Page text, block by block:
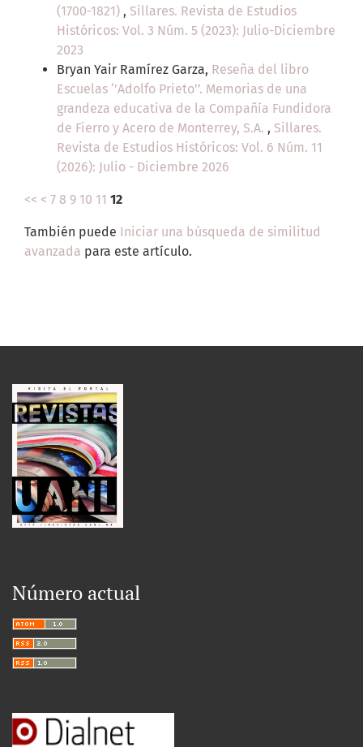
(1700-1821) , Sillares. Revista de Estudios
Históricos: Vol. 3 Núm. 5 (2023): Julio-Diciembre
2023
Bryan Yair Ramírez Garza, Reseña del libro
Escuelas ‘’Adolfo Prieto’’. Memorias de una
grandeza educativa de la Compañía Fundidora
de Fierro y Acero de Monterrey, S.A. , Sillares.
Revista de Estudios Históricos: Vol. 6 Núm. 11
(2026): Julio - Diciembre 2026
<< < 7 8 9 10 11 12
También puede Iniciar una búsqueda de similitud
avanzada para este artículo.
Número actual